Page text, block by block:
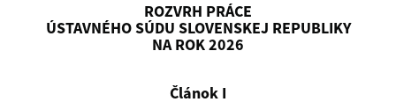
ROZVRH PRÁCE
ÚSTAVNÉHO SÚDU SLOVENSKEJ REPUBLIKY
NA ROK 2026
Článok I